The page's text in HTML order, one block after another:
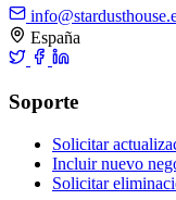
España
Soporte
Solicitar
Incluir nuevo
Solicitar